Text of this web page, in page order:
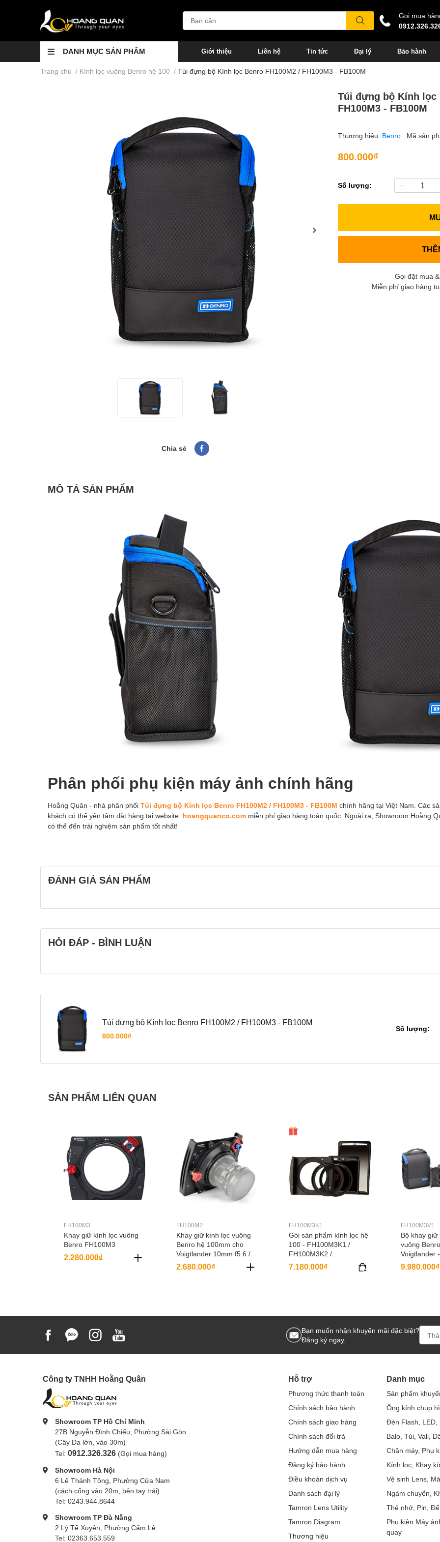
Gọi mua
DANH MỤC SẢN PHẨM Giới thiệu Liên hệ Tin tức Đại lý Bảo hành
Trang chủ / Kính lọc vuông Benro hệ 100 / Túi đựng bộ Kính lọc Benro FH100M2 / FH100M3 - FB100M
Chia sẻ
Túi đựng bộ Kính lọc
FH100M3 - FB100M
Thương hiệu: Benro Mã sản
800.000₫
Số lượng:
Gọi đặt mua
Miễn phí giao hàng
MÔ TẢ SẢN PHẨM
Phân phối phụ kiện máy ảnh chính hãng
Hoằng Quân - nhà phân phối Túi đựng bộ Kính lọc Benro FH100M2 / FH100M3 - FB100M chính hãng tại Việt Nam. Các
khách có thể yên tâm đặt hàng tại website: hoangquanco.com miễn phí giao hàng toàn quốc. Ngoài ra, Showroom Hoằng
có thể đến trải nghiệm sản phẩm tốt nhất!
ĐÁNH GIÁ SẢN PHẨM
HỎI ĐÁP - BÌNH LUẬN
Túi đựng bộ Kính lọc Benro FH100M2 / FH100M3 - FB100M
800.000₫
Số lượng:
SẢN PHẨM LIÊN QUAN
FH100M3
Khay giữ kính lọc vuông
Benro FH100M3
2.280.000₫
FH100M2
Khay giữ kính lọc vuông
Benro hệ 100mm cho
Voigtlander 10mm f5.6 /
12mm f5.6 / 15mm f4.5 /
21mm f1.8 / 21mm f1.4 /
2.680.000₫
FH100M3K1
Gói sản phẩm kính lọc hệ
100 - FH100M3K1 /
FH100M3K2 /
FH100M3K3
7.180.000₫
FH100M3V1
Bộ khay giữ
vuông
Voigtlander
/
FH100M3V3 /
9.980.000₫
Bạn muốn nhận khuyến mãi đặc biệt?
Đăng ký ngay.
Công ty TNHH Hoằng Quân
Showroom TP Hồ Chí Minh
27B Nguyễn Đình Chiểu, Phường Sài Gòn
(Cây Đa lớn, vào 30m)
Tel: 0912.326.326 (Gọi mua hàng)
Showroom Hà Nội
6 Lê Thánh Tông, Phường Cửa Nam
(cách cổng vào 20m, bên tay trái)
Tel: 0243.944.8644
Showroom TP Đà Nẵng
2 Lý Tế Xuyên, Phường Cẩm Lệ
Tel: 02363.653.559
Hỗ trợ
Phương thức thanh toán
Chính sách bảo hành
Chính sách giao hàng
Chính sách đổi trả
Hướng dẫn mua hàng
Đăng ký bảo hành
Điều khoản dịch vụ
Danh sách đại lý
Tamron Lens Utility
Tamron Diagram
Thương hiệu
Danh mục
Sản phẩm
Ống kính chụp
Đèn Flash, LED,
Balo, Túi, Vali,
Chân máy, Phụ
Kính lọc, Khay
Vệ sinh Lens,
Ngàm chuyển,
Thẻ nhớ, Pin,
Phụ kiện Máy
quay